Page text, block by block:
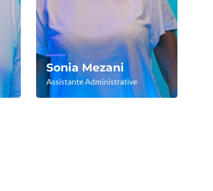
Sonia Mezani
Assistante Administrative